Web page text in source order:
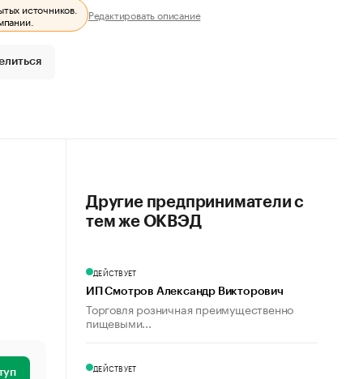
источников.
Редактировать описание
Другие предприниматели с
тем же ОКВЭД
ДЕЙСТВУЕТ
ИП Смотров Александр Викторович
Торговля розничная преимущественно
пищевыми...
ДЕЙСТВУЕТ